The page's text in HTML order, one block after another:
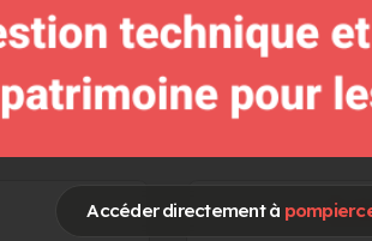
Accéder directement à